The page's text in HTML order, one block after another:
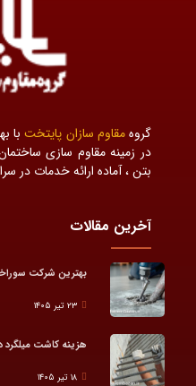
گروهمقاوم سازان پایتخت
در زمینه مقاوم سازی
بتن ، آماده ارائه خدمات در
آخرین مقالات
بهترین شرکت
۲۳ تیر ۱۴۰۵
هزینه کاشت میلگرد در سال
۱۸ تیر ۱۴۰۵